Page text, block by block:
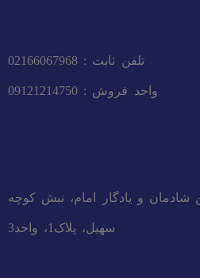
تلفن ثابت : 02166067968
واحد فروش : 09121214750
شادمان و یادگار امام، نبش کوچه
سهیل، پلاک1، واحد3